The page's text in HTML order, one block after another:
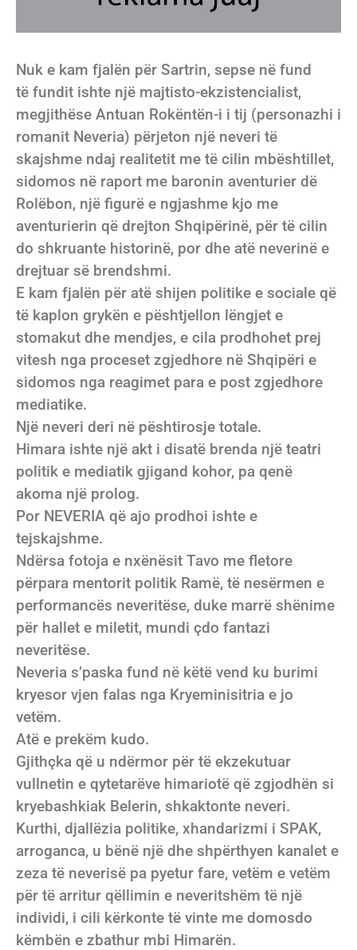
Nuk e kam fjalën për Sartrin, sepse në fund
të fundit ishte një majtisto-ekzistencialist,
megjithëse Antuan Rokëntën-i i tij (personazhi i
romanit Neveria) përjeton një neveri të
skajshme ndaj realitetit me të cilin mbështillet,
sidomos në raport me baronin aventurier dë
Rolëbon, një figurë e ngjashme kjo me
aventurierin që drejton Shqipërinë, për të cilin
do shkruante historinë, por dhe atë neverinë e
drejtuar së brendshmi.
E kam fjalën për atë shijen politike e sociale që
të kaplon grykën e pështjellon lëngjet e
stomakut dhe mendjes, e cila prodhohet prej
vitesh nga proceset zgjedhore në Shqipëri e
sidomos nga reagimet para e post zgjedhore
mediatike.
Një neveri deri në pështirosje totale.
Himara ishte një akt i disatë brenda një teatri
politik e mediatik gjigand kohor, pa qenë
akoma një prolog.
Por NEVERIA që ajo prodhoi ishte e
tejskajshme.
Ndërsa fotoja e nxënësit Tavo me fletore
përpara mentorit politik Ramë, të nesërmen e
performancës neveritëse, duke marrë shënime
për hallet e miletit, mundi çdo fantazi
neveritëse.
Neveria s’paska fund në këtë vend ku burimi
kryesor vjen falas nga Kryeminisitria e jo
vetëm.
Atë e prekëm kudo.
Gjithçka që u ndërmor për të ekzekutuar
vullnetin e qytetarëve himariotë që zgjodhën si
kryebashkiak Belerin, shkaktonte neveri.
Kurthi, djallëzia politike, xhandarizmi i SPAK,
arroganca, u bënë një dhe shpërthyen kanalet e
zeza të neverisë pa pyetur fare, vetëm e vetëm
për të arritur qëllimin e neveritshëm të një
individi, i cili kërkonte të vinte me domosdo
këmbën e zbathur mbi Himarën.